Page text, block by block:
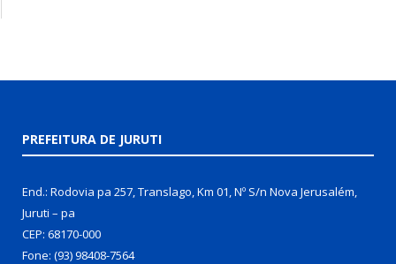
PREFEITURA DE JURUTI
End.: Rodovia pa 257, Translago, Km 01, Nº S/n Nova Jerusalém,
Juruti – pa
CEP: 68170-000
Fone: (93) 98408-7564